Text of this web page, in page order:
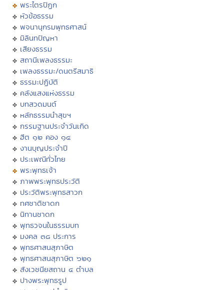
พระไตรปิฏก
หัวข้อธรรม
พจนานุกรมพุทธศาสน์
มิลินทปัญหา
เสียงธรรม
สถานีเพลงธรรมะ
เพลงธรรมะ/ดนตรีสมาธิ
ธรรมะปฏิบัติ
คลังแสงแห่งธรรม
บทสวดมนต์
หลักธรรมนำสุขฯ
กรรมฐานประจำวันเกิด
ฮีต ๑๒ คอง ๑๔
งานบุญประจำปี
ประเพณีทั่วไทย
พระพุทธเจ้า
ภาพพระพุทธประวัติ
ประวัติพระพุทธสาวก
ทศชาติชาดก
นิทานชาดก
พุทธวจนในธรรมบท
มงคล ๓๘ ประการ
พุทธศาสนสุภาษิต
พุทธศาสนสุภาษิต ๖๒๑
สังเวชนียสถาน ๔ ตำบล
ปางพระพุทธรูป